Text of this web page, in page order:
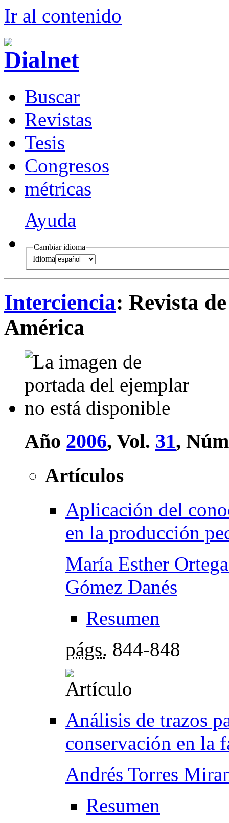
Ir al contenido
Buscar
Revistas
Tesis
Congresos
métricas
Ayuda
Cambiar idioma
Idioma
Interciencia: Revista
América
Año 2006, Vol. 31,
Artículos
Aplicación del
en la producción
María Esther
Gómez Danés
Resumen
págs. 844-848
Análisis de trazos
conservación en la
Andrés Torres
Resumen